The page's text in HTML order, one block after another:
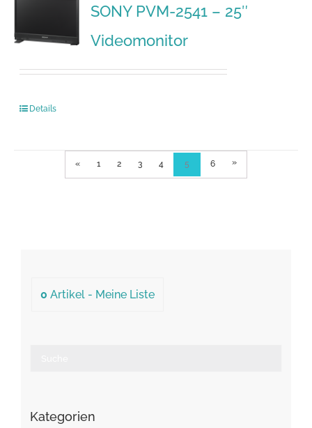
SONY PVM-2541 – 25″
Videomonitor
Details
« 1 2 3 4 5 6 »
0 Artikel - Meine Liste
Kategorien